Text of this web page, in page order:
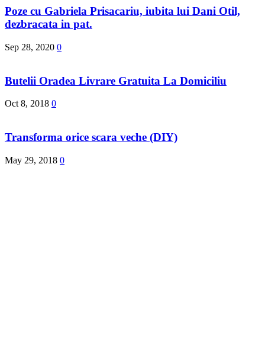
Poze cu Gabriela Prisacariu, iubita lui Dani Otil,
dezbracata in pat.
Sep 28, 2020 0
Butelii Oradea Livrare Gratuita La Domiciliu
Oct 8, 2018 0
Transforma orice scara veche (DIY)
May 29, 2018 0